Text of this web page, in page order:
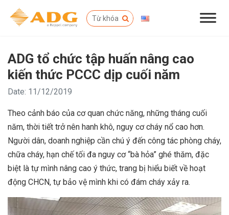
ADG tổ chức tập huấn nâng cao
kiến thức PCCC dịp cuối năm
Date: 11/12/2019
Theo cảnh báo của cơ quan chức năng, những tháng cuối
năm, thời tiết trở nên hanh khô, nguy cơ cháy nổ cao hơn.
Người dân, doanh nghiệp cần chú ý đến công tác phòng cháy,
chữa cháy, hạn chế tối đa nguy cơ “bà hỏa” ghé thăm, đặc
biệt là tự mình nâng cao ý thức, trang bị hiểu biết về hoạt
động CHCN, tự bảo vệ mình khi có đám cháy xảy ra.